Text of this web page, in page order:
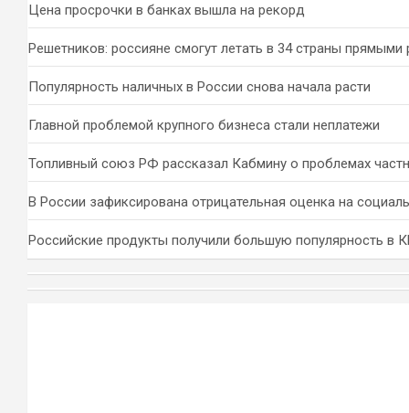
Цена просрочки в банках вышла на рекорд
Решетников: россияне смогут летать в 34 страны прямыми
Популярность наличных в России снова начала расти
Главной проблемой крупного бизнеса стали неплатежи
Топливный союз РФ рассказал Кабмину о проблемах
В России зафиксирована отрицательная оценка на
Российские продукты получили большую популярность в